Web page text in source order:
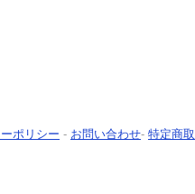
ポリシー - お問い合わせ- 特定商